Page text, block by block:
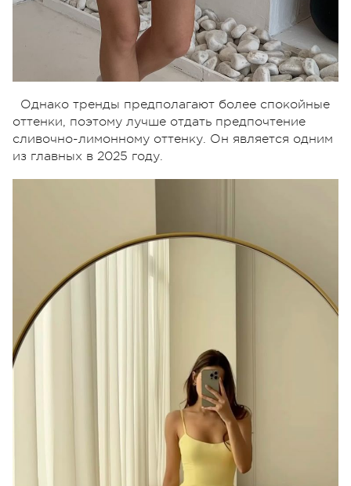
Однако тренды предполагают более спокойные
оттенки, поэтому лучше отдать предпочтение
сливочно-лимонному оттенку. Он является одним
из главных в 2025 году.